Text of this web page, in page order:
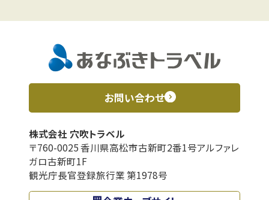
お問い合わせ
株式会社 穴吹トラベル
〒760-0025 香川県高松市古新町2番1号アルファレ
ガロ古新町1F
観光庁長官登録旅行業 第1978号